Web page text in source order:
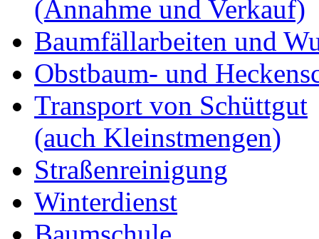
(Annahme und Verkauf)
Baumfällarbeiten und
Obstbaum- und
Transport von Schüttgut
(auch Kleinstmengen)
Straßenreinigung
Winterdienst